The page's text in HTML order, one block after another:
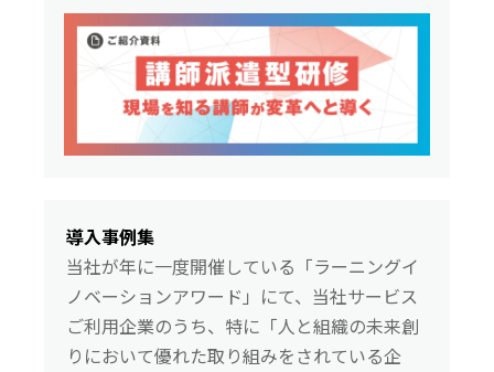
導入事例集
当社が年に一度開催している「ラーニングイ
ノベーションアワード」にて、当社サービス
ご利用企業のうち、特に「人と組織の未来創
りにおいて優れた取り組みをされている企